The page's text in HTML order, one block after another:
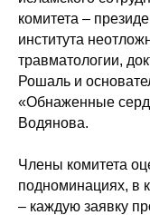
комитета –
института
травматологии,
Рошаль и
«Обнаженные
Водянова.
Члены комитета
подноминациях, в
– каждую заявку